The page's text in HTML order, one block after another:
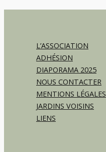
L’ASSOCIATION
ADHÉSION
DIAPORAMA 2025
NOUS CONTACTER
MENTIONS LÉGALES
JARDINS VOISINS
LIENS